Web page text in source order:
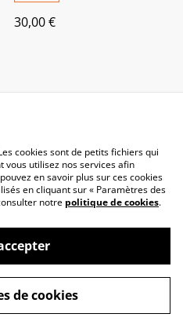
30,00 €
Politique de
confidentialité
Conditions générales
powered by
cookies sont de petits fichiers qui
vous utilisez nos services afin
en savoir plus sur ces cookies
en cliquant sur « Paramètres des
notre politique de cookies.
de cookies